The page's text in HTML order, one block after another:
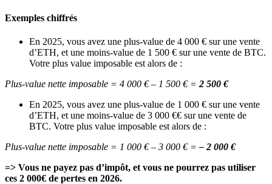
Exemples chiffrés
En 2025, vous avez une plus-value de 4 000 € sur une vente
d’ETH, et une moins-value de 1 500 € sur une vente de BTC.
Votre plus value imposable est alors de :
Plus-value nette imposable = 4 000 € – 1 500 € = 2 500 €
En 2025, vous avez une plus-value de 1 000 € sur une vente
d’ETH, et une moins-value de 3 000 €€ sur une vente de
BTC. Votre plus value imposable est alors de :
Plus-value nette imposable = 1 000 € – 3 000 € =– 2 000 €
=> Vous ne payez pas d’impôt, et vous ne pourrez pas utiliser
ces 2 000€ de pertes en 2026.